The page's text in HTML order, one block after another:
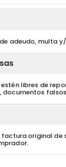
adeudo, multa
estén libres de
documentos
factura original de